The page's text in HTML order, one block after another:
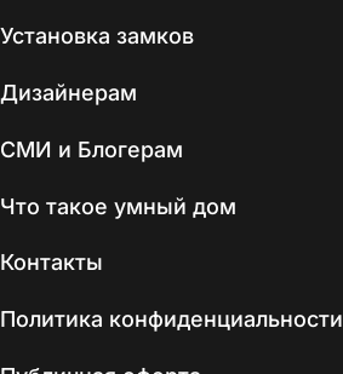
Установка замков
Дизайнерам
СМИ и Блогерам
Что такое умный дом
Контакты
Политика конфиденциальности